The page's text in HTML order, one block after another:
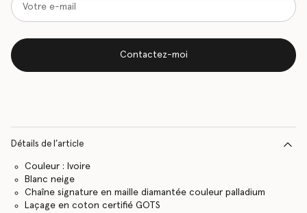
Contactez-moi
Détails de l’article
Couleur : Ivoire
Blanc neige
Chaîne signature en maille diamantée couleur palladium
Laçage en coton certifié GOTS